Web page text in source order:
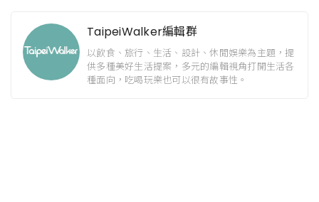
TaipeiWalker編輯群
以飲食、旅行、生活、設計、休閒娛樂為主題，提
供多種美好生活提案，多元的編輯視角打開生活各
種面向，吃喝玩樂也可以很有故事性。